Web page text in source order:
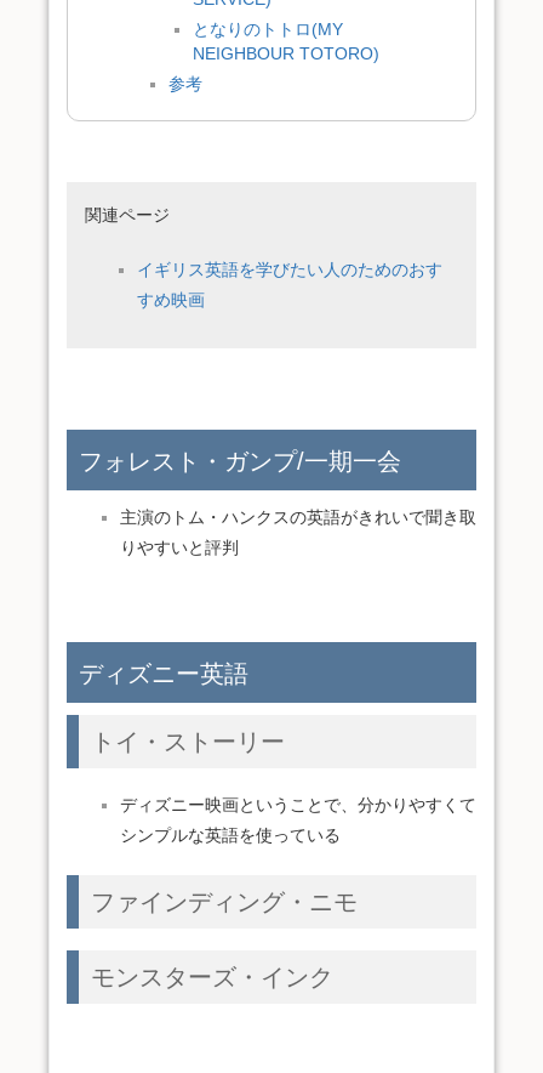
となりのトトロ(MY
NEIGHBOUR TOTORO)
参考
関連ページ
イギリス英語を学びたい人のためのおす
すめ映画
フォレスト・ガンプ/一期一会
主演のトム・ハンクスの英語がきれいで聞き取
りやすいと評判
ディズニー英語
トイ・ストーリー
ディズニー映画ということで、分かりやすくて
シンプルな英語を使っている
ファインディング・ニモ
モンスターズ・インク